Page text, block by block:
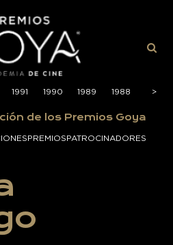
1991 1990 1989 1988 1987
>
>
de los Premios Goya
PREMIOSPATROCINADORES